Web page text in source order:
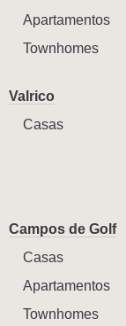
Apartamentos
Townhomes
Valrico
Casas
Campos de Golf
Casas
Apartamentos
Townhomes